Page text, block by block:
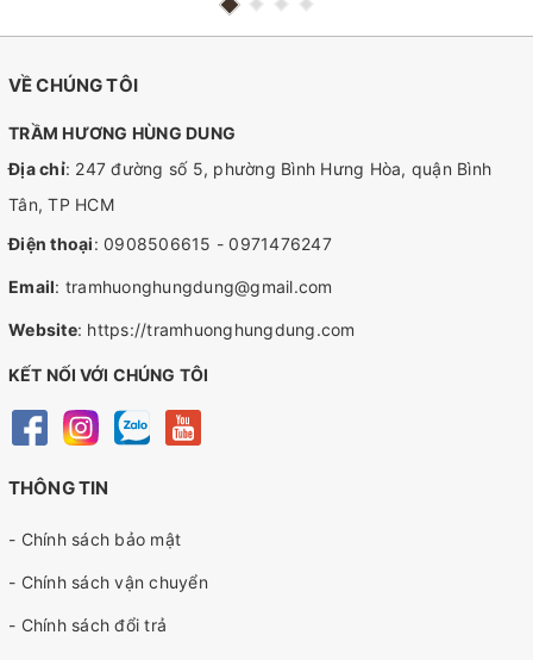
VỀ CHÚNG TÔI
TRẦM HƯƠNG HÙNG DUNG
Địa chỉ: 247 đường số 5, phường Bình Hưng Hòa, quận Bình
Tân, TP HCM
Điện thoại: 0908506615 -0971476247
Email: tramhuonghungdung@gmail.com
Website: https://tramhuonghungdung.com
KẾT NỐI VỚI CHÚNG TÔI
THÔNG TIN
- Chính sách bảo mật
- Chính sách vận chuyển
- Chính sách đổi trả